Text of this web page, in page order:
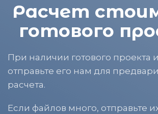
Расчет
готового
При наличии готового проекта
отправьте его нам для
расчета.
Если файлов много, отправьте